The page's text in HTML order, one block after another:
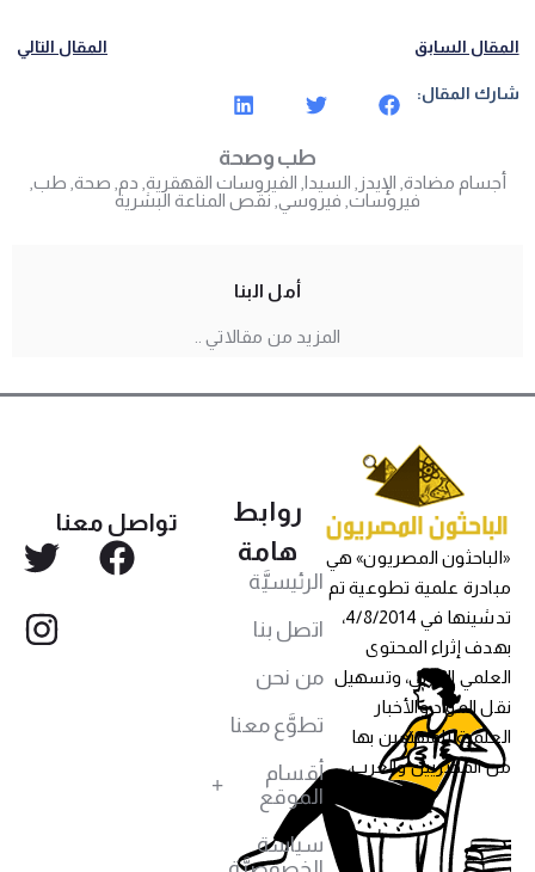
المقال السابق المقال التالي
شارك المقال:
طب وصحة
أجسام مضادة الإيدز السيدا الفيروسات القهقرية دم صحة طب
فيروسات فيروسي نقص المناعة البشرية
أمل البنا
المزيد من مقالاتي ..
«الباحثون المصريون» هي
مبادرة علمية تطوعية تم
تدشينها في 4/8/2014،
بهدف إثراء المحتوى
العلمي العربي، وتسهيل
نقل المواد والأخبار
العلمية للمهتمين بها
من المصريين والعرب،
روابط
هامة
الرئيسيَّة
اتصل بنا
من نحن
تطوَّع معنا
أقسام
الموقع
سياسة
تواصل معنا